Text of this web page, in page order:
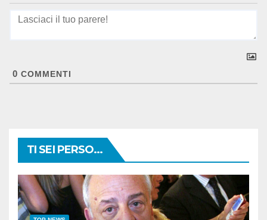
0 COMMENTI
TI SEI PERSO...